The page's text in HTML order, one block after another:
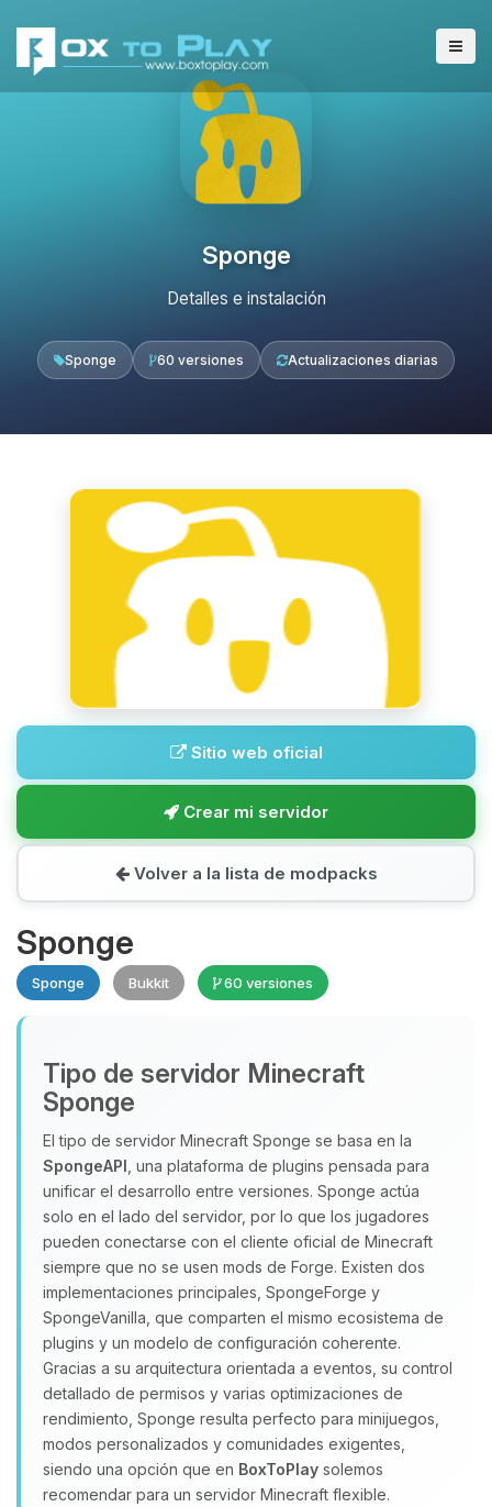
Sponge
Detalles e instalación
Sponge 60 versiones Actualizaciones diarias
Sitio web oficial
Crear mi servidor
Volver a la lista de modpacks
Sponge
Sponge Bukkit 60 versiones
Tipo de servidor Minecraft
Sponge
El tipo de servidor Minecraft Sponge se basa en la
SpongeAPI , una plataforma de plugins pensada para
unificar el desarrollo entre versiones. Sponge actúa
solo en el lado del servidor, por lo que los jugadores
pueden conectarse con el cliente oficial de Minecraft
siempre que no se usen mods de Forge. Existen dos
implementaciones principales, SpongeForge y
SpongeVanilla, que comparten el mismo ecosistema de
plugins y un modelo de configuración coherente.
Gracias a su arquitectura orientada a eventos, su control
detallado de permisos y varias optimizaciones de
rendimiento, Sponge resulta perfecto para minijuegos,
modos personalizados y comunidades exigentes,
siendo una opción que en BoxToPlay solemos
recomendar para un servidor Minecraft flexible.
Yupi, por fin alguien con quien
hablar! Soy Choupy, tu pequeno
asistente de BoxToPlay. Cuentame
que necesitas y moveré mis
pequenos circuitos para ayudarte.
09/08/2026 16:02